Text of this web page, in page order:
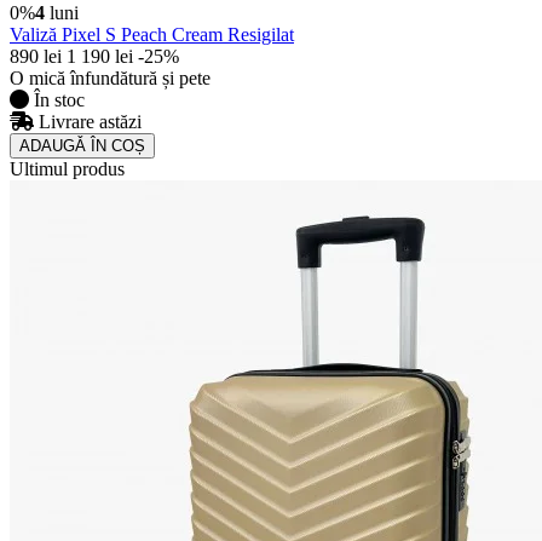
0%4 luni
Valiză Pixel S Peach Cream Resigilat
890 lei 1 190 lei -25%
O mică înfundătură și pete
În stoc
Livrare astăzi
ADAUGǍ ÎN COȘ
Ultimul produs